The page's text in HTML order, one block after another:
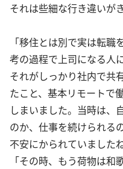
それは些細な行き違いが
「移住とは別で実は転
考の過程で上司になる人
それがしっかり社内で共
たこと、基本リモートで
しまいました。当時は、
のか、仕事を続けられる
不安にかられていました
「その時、もう荷物は和